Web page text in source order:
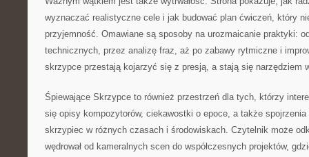
wyznaczać realistyczne cele i jak budować plan ćwiczeń, który
przyjemność. Omawiane są sposoby na urozmaicanie praktyki:
technicznych, przez analizę fraz, aż po zabawy rytmiczne i
skrzypce przestają kojarzyć się z presją, a stają się narzędziem
Śpiewające Skrzypce to również przestrzeń dla tych, którzy
się opisy kompozytorów, ciekawostki o epoce, a także spojrzenia
skrzypiec w różnych czasach i środowiskach. Czytelnik może
wędrował od kameralnych scen do współczesnych projektów,